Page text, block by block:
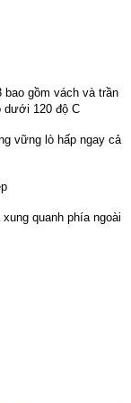
gồm vách và trần
dưới 120 độ C
vững lò hấp ngay cả
quanh phía ngoài